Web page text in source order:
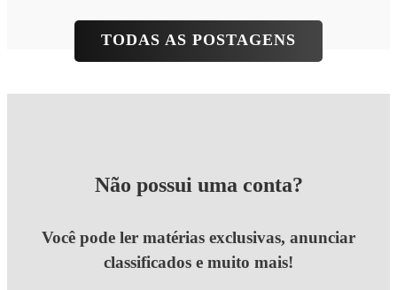
TODAS AS POSTAGENS
Não possui uma conta?
Você pode ler matérias exclusivas, anunciar
classificados e muito mais!